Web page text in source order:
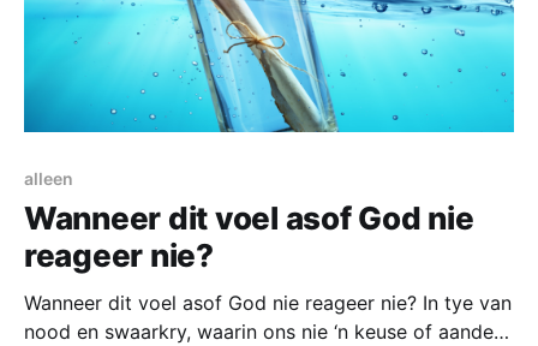
alleen
Wanneer dit voel asof God nie
reageer nie?
Wanneer dit voel asof God nie reageer nie? In tye van
nood en swaarkry, waarin ons nie ‘n keuse of aandeel